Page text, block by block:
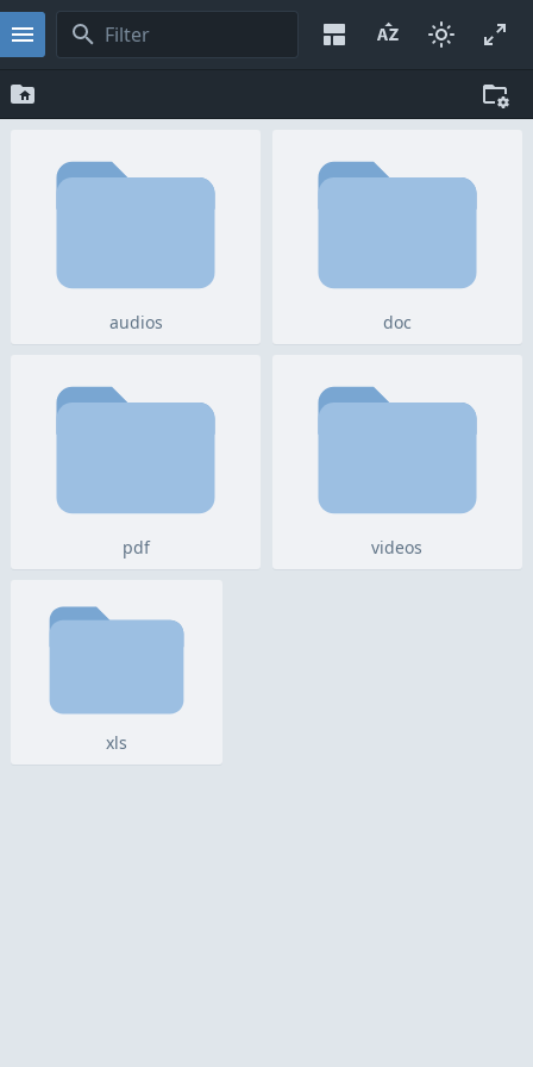
audios doc
pdf videos
xls